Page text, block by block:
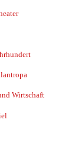
Wirtschaft